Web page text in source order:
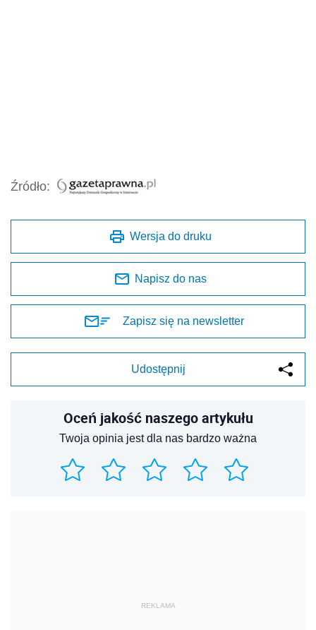
Źródło:
Wersja do druku
Napisz do nas
Zapisz się na newsletter
Udostępnij
Oceń jakość naszego artykułu
Twoja opinia jest dla nas bardzo ważna
REKLAMA